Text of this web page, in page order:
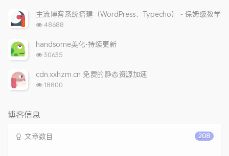
次
数:
主流博客系统搭建（WordPress、Typecho） - 保姆级教学
浏
次
数:
48688
handsome美化-持续更新
浏
次
数:
30635
cdn.xxhzm.cn 免费的静态资源加速
浏
18800
博客信息
208
文章数目